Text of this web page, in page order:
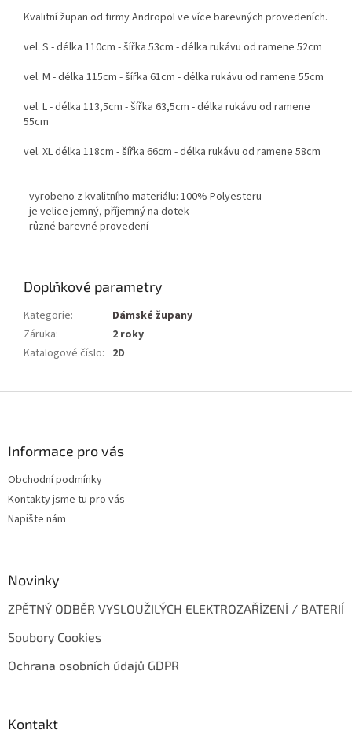
Kvalitní župan od firmy Andropol ve více barevných provedeních.
vel. S - délka 110cm - šířka 53cm - délka rukávu od ramene 52cm
vel. M - délka 115cm - šířka 61cm - délka rukávu od ramene 55cm
vel. L - délka 113,5cm - šířka 63,5cm - délka rukávu od ramene
55cm
vel. XL délka 118cm - šířka 66cm - délka rukávu od ramene 58cm
- vyrobeno z kvalitního materiálu: 100% Polyesteru
- je velice jemný, příjemný na dotek
- různé barevné provedení
Doplňkové parametry
Kategorie:
Dámské župany
Záruka:
2 roky
Katalogové číslo: 2D
Informace pro vás
Obchodní podmínky
Kontakty jsme tu pro vás
Napište nám
Novinky
ZPĚTNÝ ODBĚR VYSLOUŽILÝCH ELEKTROZAŘÍZENÍ / BATERIÍ
Soubory Cookies
Ochrana osobních údajů GDPR
Kontakt